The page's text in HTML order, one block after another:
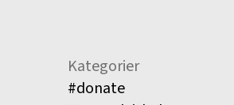
Kategorier
#donate